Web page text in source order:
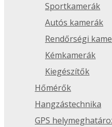
Sportkamerák
Autós kamerák
Rendőrségi
Kémkamerák
Kiegészítők
Hőmérők
Hangzástechnika
GPS